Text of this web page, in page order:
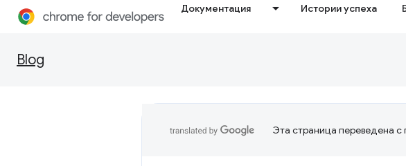
Документация Истории успеха
Blog
Эта страница переведена